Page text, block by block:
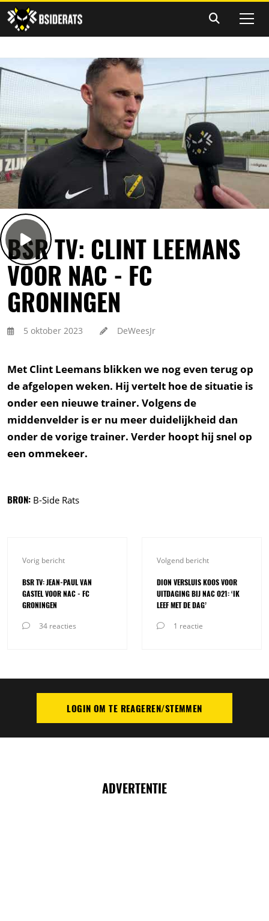
BSR TV: CLINT LEEMANS
VOOR NAC - FC
GRONINGEN
5 oktober 2023 DeWeesJr
Met Clint Leemans blikken we nog even terug op
de afgelopen weken. Hij vertelt hoe de situatie is
onder een nieuwe trainer. Volgens de
middenvelder is er nu meer duidelijkheid dan
onder de vorige trainer. Verder hoopt hij snel op
een ommekeer.
BRON: B-Side Rats
Vorig bericht
BSR TV: JEAN-PAUL VAN
GASTEL VOOR NAC - FC
GRONINGEN
34 reacties
Volgend bericht
DION VERSLUIS KOOS VOOR
UITDAGING BIJ NAC O21: ‘IK
LEEF MET DE DAG’
1 reactie
PLAATS REACTIELOGIN OM TE REAGEREN/STEMMEN
ADVERTENTIE